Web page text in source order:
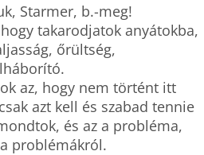
Starmer, b.-meg!
takarodjatok anyátokba,
őrültség,
az, hogy nem történt itt
azt kell és szabad tennie
és az a probléma,
problémákról.